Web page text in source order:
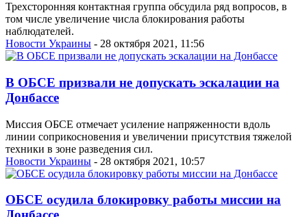
Трехсторонняя контактная группа обсудила ряд вопросов, в
том числе увеличение числа блокирования работы
наблюдателей.
Новости Украины - 28 октября 2021, 11:56
В ОБСЕ призвали не допускать эскалации на
Донбассе
Миссия ОБСЕ отмечает усиление напряженности вдоль
линии соприкосновения и увеличении присутствия тяжелой
техники в зоне разведения сил.
Новости Украины - 28 октября 2021, 10:57
ОБСЕ осудила блокировку работы миссии на